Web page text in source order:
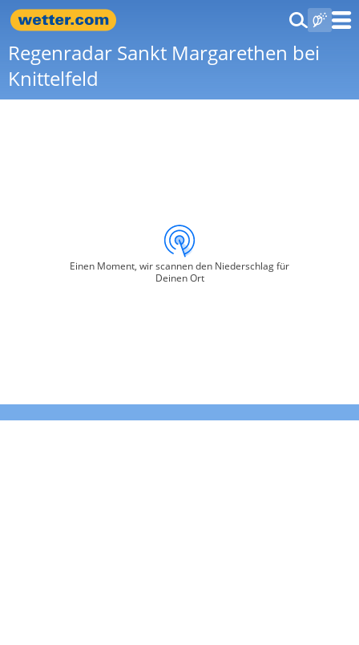
Regenradar Sankt Margarethen bei
Knittelfeld
Einen Moment, wir scannen den Niederschlag für
Deinen Ort